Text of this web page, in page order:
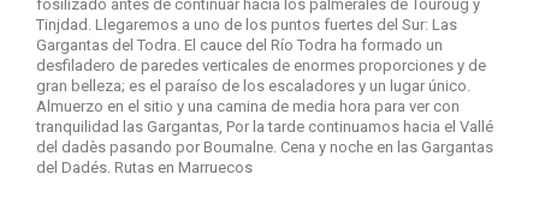
fosilizado antes de continuar hacia los palmerales de Touroug y
Tinjdad. Llegaremos a uno de los puntos fuertes del Sur: Las
Gargantas del Todra. El cauce del Río Todra ha formado un
desfiladero de paredes verticales de enormes proporciones y de
gran belleza; es el paraíso de los escaladores y un lugar único.
Almuerzo en el sitio y una camina de media hora para ver con
tranquilidad las Gargantas, Por la tarde continuamos hacia el Vallé
del dadès pasando por Boumalne. Cena y noche en las Gargantas
del Dadés. Rutas en Marruecos